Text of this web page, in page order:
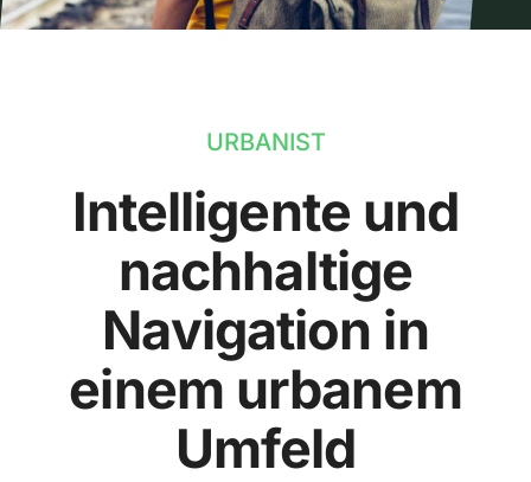
URBANIST
Intelligente und
nachhaltige
Navigation in
einem urbanem
Umfeld